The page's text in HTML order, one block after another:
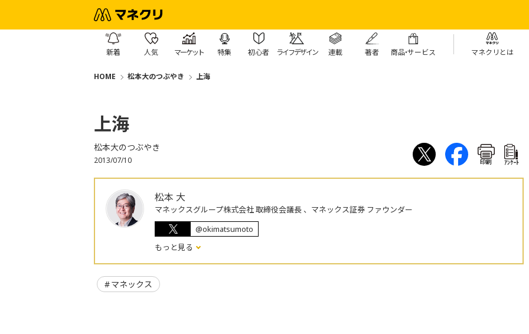
新着 人気 マーケット 特集 初心者 ライフデザイン 連載 著者 商品・サービス マネクリとは
HOME 松本大のつぶやき 上海
上海
松本大のつぶやき
2013/07/10 印刷 ｱﾝｹｰﾄ
松本 大
マネックスグループ株式会社 取締役会議長 、マネックス証券 ファウンダー
@okimatsumoto
もっと見る
マネックス